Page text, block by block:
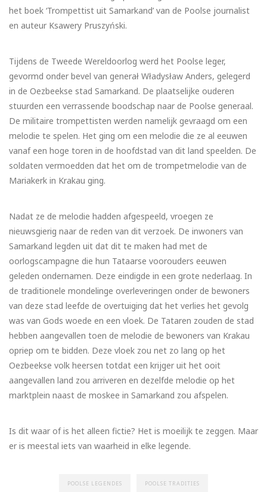
het boek ‘Trompettist uit Samarkand’ van de Poolse journalist
en auteur Ksawery Pruszyński.
Tijdens de Tweede Wereldoorlog werd het Poolse leger,
gevormd onder bevel van generał Władysław Anders, gelegerd
in de Oezbeekse stad Samarkand. De plaatselijke ouderen
stuurden een verrassende boodschap naar de Poolse generaal.
De militaire trompettisten werden namelijk gevraagd om een
melodie te spelen. Het ging om een melodie die ze al eeuwen
vanaf een hoge toren in de hoofdstad van dit land speelden. De
soldaten vermoedden dat het om de trompetmelodie van de
Mariakerk in Krakau ging.
Nadat ze de melodie hadden afgespeeld, vroegen ze
nieuwsgierig naar de reden van dit verzoek. De inwoners van
Samarkand legden uit dat dit te maken had met de
oorlogscampagne die hun Tataarse voorouders eeuwen
geleden ondernamen. Deze eindigde in een grote nederlaag. In
de traditionele mondelinge overleveringen onder de bewoners
van deze stad leefde de overtuiging dat het verlies het gevolg
was van Gods woede en een vloek. De Tataren zouden de stad
hebben aangevallen toen de melodie de bewoners van Krakau
opriep om te bidden. Deze vloek zou net zo lang op het
Oezbeekse volk heersen totdat een krijger uit het ooit
aangevallen land zou arriveren en dezelfde melodie op het
marktplein naast de moskee in Samarkand zou afspelen.
Is dit waar of is het alleen fictie? Het is moeilijk te zeggen. Maar
er is meestal iets van waarheid in elke legende.
POOLSE LEGENDES POOLSE TRADITIES